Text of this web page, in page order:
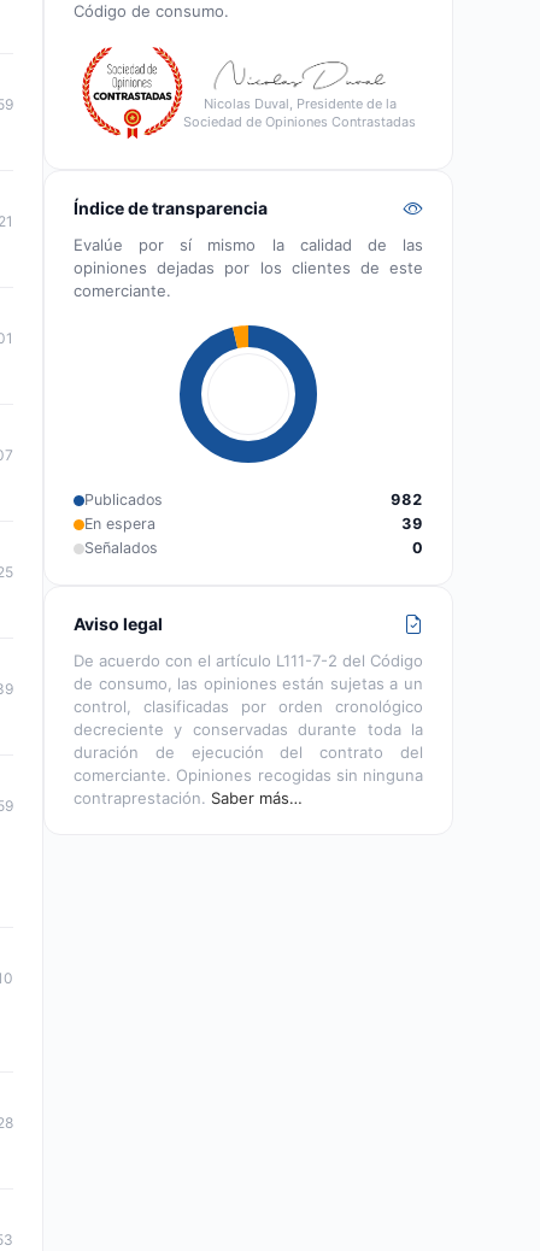
Código de consumo.
Nicolas Duval, Presidente de la
Sociedad de Opiniones Contrastadas
Índice de transparencia
Evalúe por sí mismo la calidad de las
opiniones dejadas por los clientes de este
comerciante.
Publicados
982
En espera
39
Señalados
0
Aviso legal
De acuerdo con el artículo L111-7-2 del Código
de consumo, las opiniones están sujetas a un
control, clasificadas por orden cronológico
decreciente y conservadas durante toda la
duración de ejecución del contrato del
comerciante. Opiniones recogidas sin ninguna
contraprestación. Saber más…